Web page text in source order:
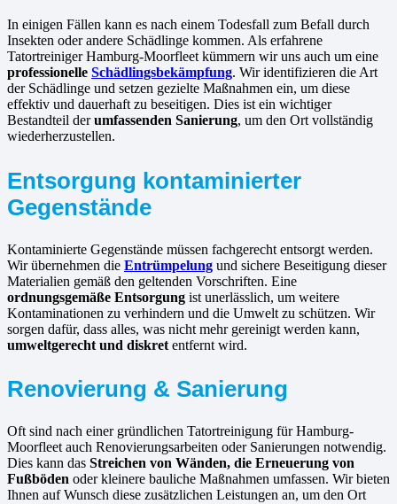
In einigen Fällen kann es nach einem Todesfall zum Befall durch
Insekten oder andere Schädlinge kommen. Als erfahrene
Tatortreiniger Hamburg-Moorfleet kümmern wir uns auch um eine
professionelle Schädlingsbekämpfung. Wir identifizieren die Art
der Schädlinge und setzen gezielte Maßnahmen ein, um diese
effektiv und dauerhaft zu beseitigen. Dies ist ein wichtiger
Bestandteil derumfassenden Sanierung, um den Ort vollständig
wiederherzustellen.
Entsorgung kontaminierter
Gegenstände
Kontaminierte Gegenstände müssen fachgerecht entsorgt werden.
Wir übernehmen die Entrümpelung und sichere Beseitigung dieser
Materialien gemäß den geltenden Vorschriften. Eine
ordnungsgemäße Entsorgung ist unerlässlich, um weitere
Kontaminationen zu verhindern und die Umwelt zu schützen. Wir
sorgen dafür, dass alles, was nicht mehr gereinigt werden kann,
umweltgerecht und diskret entfernt wird.
Renovierung & Sanierung
Oft sind nach einer gründlichen Tatortreinigung für Hamburg-
Moorfleet auch Renovierungsarbeiten oder Sanierungen notwendig.
Dies kann das Streichen von Wänden, die Erneuerung von
Fußböden oder kleinere bauliche Maßnahmen umfassen. Wir bieten
Ihnen auf Wunsch diese zusätzlichen Leistungen an, um den Ort